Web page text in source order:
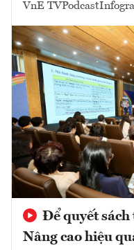
VnE TVPodcast
Để quyết
Nâng cao hiệu